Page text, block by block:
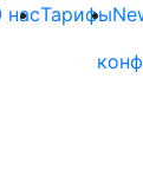
насТарифы